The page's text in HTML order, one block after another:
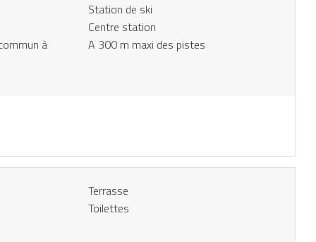
Station de ski
Centre station
à
A 300 m maxi des pistes
Terrasse
Toilettes